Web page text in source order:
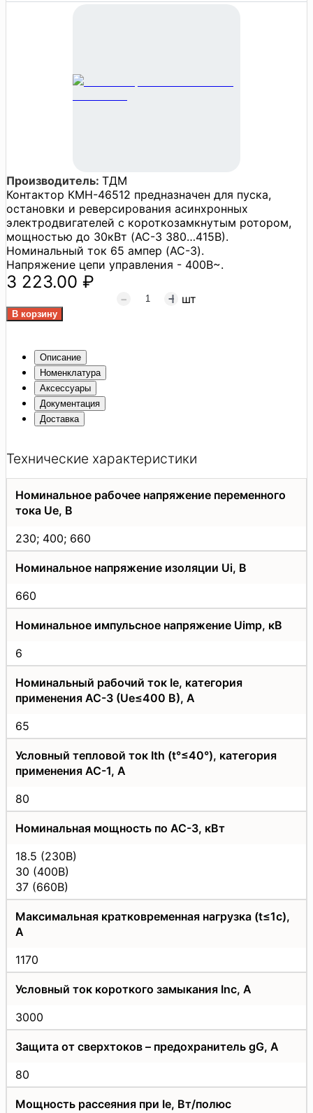
Производитель: ТДМ
Контактор КМН-46512 предназначен для пуска,
остановки и реверсирования асинхронных
электродвигателей с короткозамкнутым ротором,
мощностью до 30кВт (AC-3 380…415В).
Номинальный ток 65 ампер (AC-3).
Напряжение цепи управления - 400В~.
3 223.00 ₽
шт
Описание
Номенклатура
Аксессуары
Документация
Доставка
Технические характеристики
Номинальное рабочее напряжение переменного
тока Uе, В
230; 400; 660
Номинальное напряжение изоляции Ui, В
660
Номинальное импульсное напряжение Uimp, кВ
6
Номинальный рабочий ток Iе, категория
применения АС-3 (Uе≤400 В), А
65
Условный тепловой ток Ith (t°≤40°), категория
применения АС-1, А
80
Номинальная мощность по АС-3, кВт
18.5 (230В)
30 (400В)
37 (660В)
Максимальная кратковременная нагрузка (t≤1с),
А
1170
Условный ток короткого замыкания Inc, А
3000
Защита от сверхтоков – предохранитель gG, А
80
Мощность рассеяния при Iе, Вт/полюс